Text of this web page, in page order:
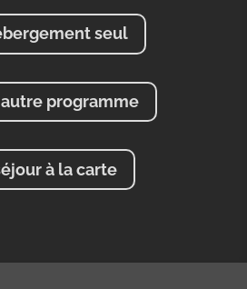
seul
autre programme
à la carte